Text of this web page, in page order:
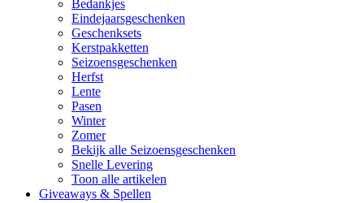
Bedankjes
Eindejaarsgeschenken
Geschenksets
Kerstpakketten
Seizoensgeschenken
Herfst
Lente
Pasen
Winter
Zomer
Bekijk alle Seizoensgeschenken
Snelle Levering
Toon alle artikelen
Giveaways & Spellen